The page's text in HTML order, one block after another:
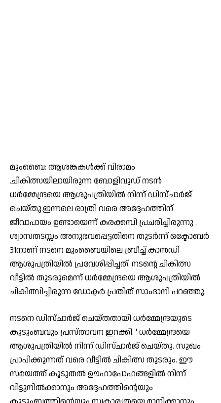
മുംബൈ: ആശങ്കകൾക്ക് വിരാമം
.ചികിത്സയിലായിരുന്ന ബോളിവുഡ് നടന്‍
ധര്‍മ്മേന്ദ്രയെ ആശുപത്രിയില്‍ നിന്ന് ഡിസ്ചാര്‍ജ്
ചെയ്തു.ഇന്നലെ രാത്രി വരെ അദ്ദേഹത്തിന്
ജീവാപായം ഉണ്ടായെന്ന് കരക്കമ്പി പ്രചരിച്ചിരുന്നു .
ശ്വാസതടസ്സം അനുഭവപ്പെട്ടതിനെ തുടര്‍ന്ന് ഒക്ടോബര്‍
31നാണ് നടനെ മുംബൈയിലെ ബ്രീച്ച് കാന്‍ഡി
ആശുപത്രിയില്‍ പ്രവേശിപ്പിച്ചത്. നടന്റെ ചികിത്സ
വീട്ടില്‍ തുടരുമെന്ന് ധര്‍മ്മേന്ദ്രയെ ആശുപത്രിയില്‍
ചികിത്സിച്ചിരുന്ന ഡോക്ടര്‍ പ്രതിത് സാംദാനി പറഞ്ഞു.
നടനെ ഡിസ്ചാര്‍ജ് ചെയ്തതായി ധര്‍മ്മേന്ദ്രയുടെ
കുടുംബവും പ്രസ്താവന ഇറക്കി. ‘ ധര്‍മ്മേന്ദ്രയെ
ആശുപത്രിയില്‍ നിന്ന് ഡിസ്ചാര്‍ജ് ചെയ്തു. സുഖം
പ്രാപിക്കുന്നത് വരെ വീട്ടില്‍ ചികിത്സ തുടരും. ഈ
സമയത്ത് കൂടുതല്‍ ഊഹാപോഹങ്ങളില്‍ നിന്ന്
വിട്ടുനില്‍ക്കാനും അദ്ദേഹത്തിന്റെയും